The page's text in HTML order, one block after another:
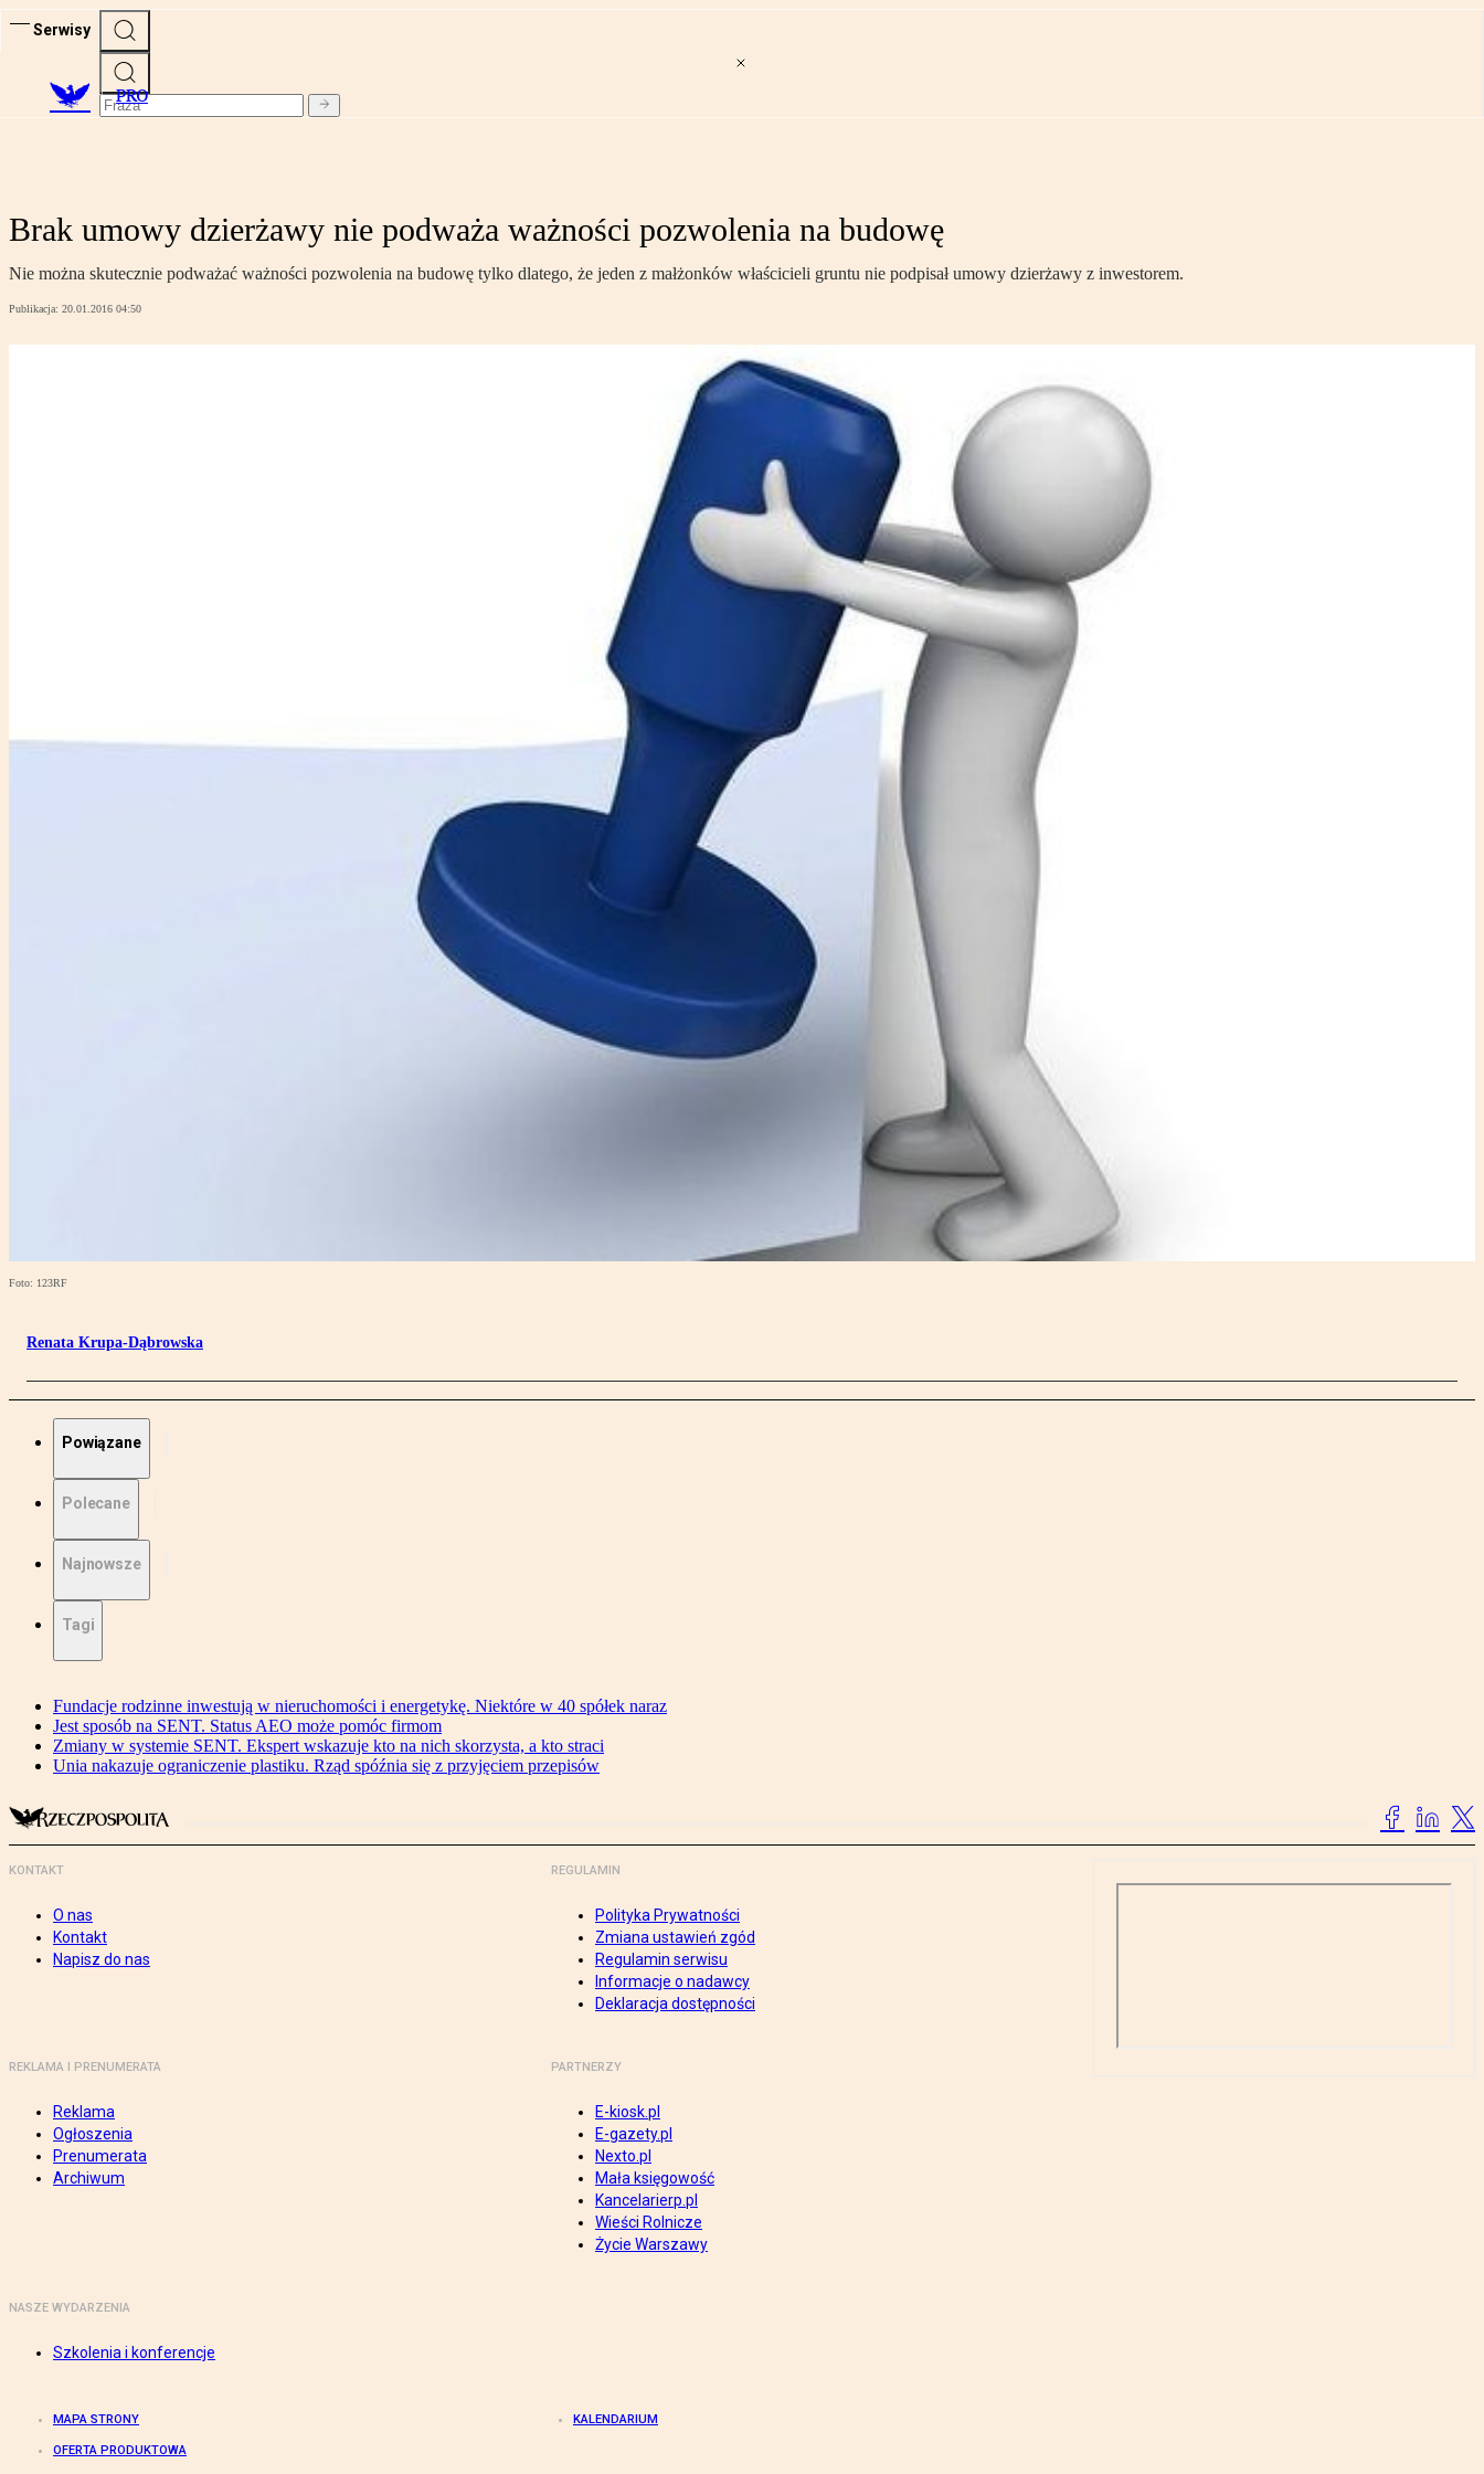
Serwisy
PRO
Brak umowy dzierżawy nie podważa ważności pozwolenia na budowę
Nie można skutecznie podważać ważności pozwolenia na budowę tylko dlatego, że jeden z małżonków właścicieli gruntu nie podpisał umowy dzierżawy z inwestorem.
Publikacja: 20.01.2016 04:50
Foto: 123RF
Renata Krupa-Dąbrowska
Powiązane
Polecane
Najnowsze
Tagi
Fundacje rodzinne inwestują w nieruchomości i energetykę. Niektóre w 40 spółek naraz
Jest sposób na SENT. Status AEO może pomóc firmom
Zmiany w systemie SENT. Ekspert wskazuje kto na nich skorzysta, a kto straci
Unia nakazuje ograniczenie plastiku. Rząd spóźnia się z przyjęciem przepisów
KONTAKT
O nas
Kontakt
Napisz do nas
REGULAMIN
Polityka Prywatności
Zmiana ustawień zgód
Regulamin serwisu
Informacje o nadawcy
Deklaracja dostępności
REKLAMA I PRENUMERATA
Reklama
Ogłoszenia
Prenumerata
Archiwum
PARTNERZY
E-kiosk.pl
E-gazety.pl
Nexto.pl
Mała księgowość
Kancelarierp.pl
Wieści Rolnicze
Życie Warszawy
NASZE WYDARZENIA
Szkolenia i konferencje
MAPA STRONY KALENDARIUM
OFERTA PRODUKTOWA